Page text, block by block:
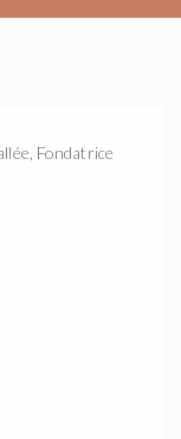
Fondatrice